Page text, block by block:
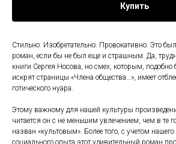
Купить
Стильно. Изобретательно. Провокативно. Это
роман, если бы не был еще и страшным. Да,
книги Сергея Носова, но смех, которым, подобно
искрят страницы «Члена общества…», имеет
готического нуара.
Этому важному для нашей культуры
читается он с не меньшим увлечением, чем в те
назван «культовым». Более того, с учетом нашего
социального опыта этот удивительный роман